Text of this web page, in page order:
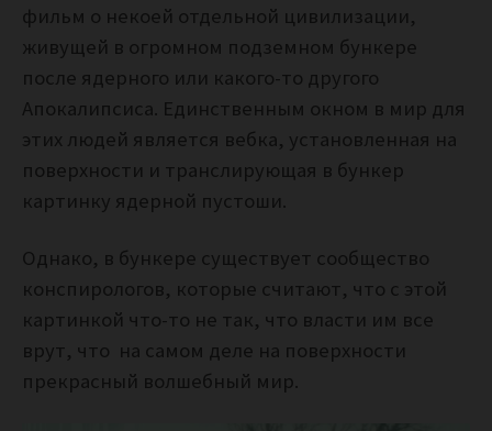
фильм о некоей отдельной цивилизации,
живущей в огромном подземном бункере
после ядерного или какого-то другого
Апокалипсиса. Единственным окном в мир для
этих людей является вебка, установленная на
поверхности и транслирующая в бункер
картинку ядерной пустоши.
Однако, в бункере существует сообщество
конспирологов, которые считают, что с этой
картинкой что-то не так, что власти им все
врут, что на самом деле на поверхности
прекрасный волшебный мир.